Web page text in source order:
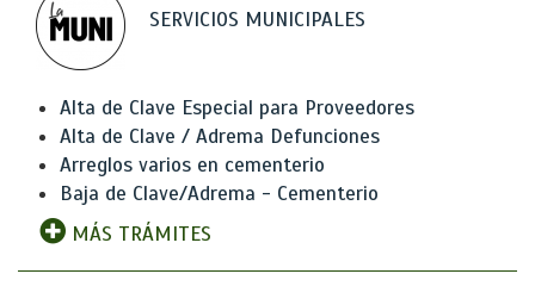
SERVICIOS MUNICIPALES
Alta de Clave Especial para Proveedores
Alta de Clave / Adrema Defunciones
Arreglos varios en cementerio
Baja de Clave/Adrema - Cementerio
MÁS TRÁMITES